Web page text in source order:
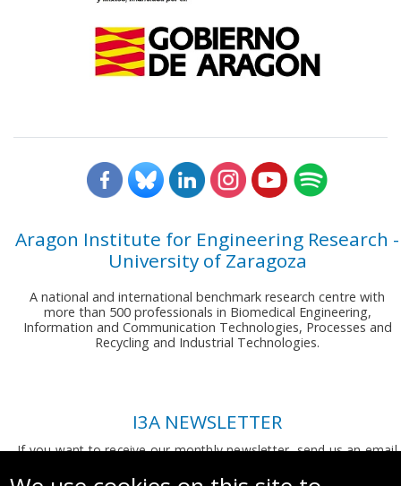
Aragon Institute for Engineering Research -
University of Zaragoza
A national and international benchmark research centre with
more than 500 professionals in Biomedical Engineering,
Information and Communication Technologies, Processes and
Recycling and Industrial Technologies.
I3A NEWSLETTER
If you want to receive our monthly newsletter, send us an email